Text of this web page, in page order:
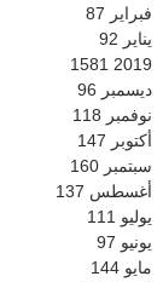
فبراير 87
يناير 92
2019
1581
ديسمبر 96
نوفمبر 118
أكتوبر 147
سبتمبر 160
أغسطس 137
يوليو 111
يونيو 97
مايو 144